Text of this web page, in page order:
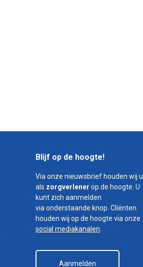
Blijf op de hoogte!
Via onze nieuwsbrief houden wij u
als zorgverlener op de hoogte. U
kunt zich aanmelden
via onderstaande knop. Cliënten
houden wij op de hoogte via onze
social mediakanalen
Aanmelden